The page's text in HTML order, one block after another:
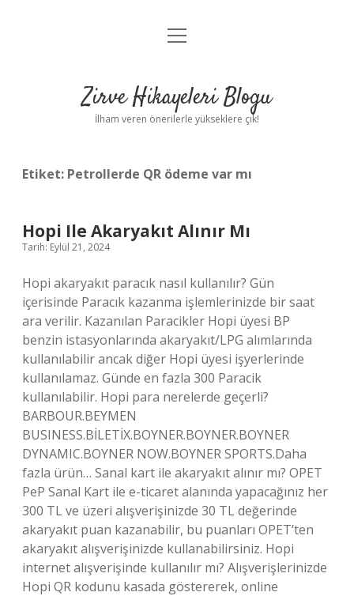
Anasayfa
Yasal Uyarı
menüyü
Zirve Hikayeleri Blogu
İlham veren önerilerle yükseklere çık!
Etiket: Petrollerde QR ödeme var mı
Hopi Ile Akaryakıt Alınır Mı
Tarih: Eylül 21, 2024
Hopi akaryakıt paracık nasıl kullanılır? Gün
içerisinde Paracık kazanma işlemlerinizde bir saat
ara verilir. Kazanılan Paracikler Hopi üyesi BP
benzin istasyonlarında akaryakıt/LPG alımlarında
kullanılabilir ancak diğer Hopi üyesi işyerlerinde
kullanılamaz. Günde en fazla 300 Paracik
kullanılabilir. Hopi para nerelerde geçerli?
BARBOUR.BEYMEN
BUSINESS.BİLETİX.BOYNER.BOYNER.BOYNER
DYNAMIC.BOYNER NOW.BOYNER SPORTS.Daha
fazla ürün… Sanal kart ile akaryakıt alınır mı? OPET
PeP Sanal Kart ile e-ticaret alanında yapacağınız her
300 TL ve üzeri alışverişinizde 30 TL değerinde
akaryakıt puan kazanabilir, bu puanları OPET’ten
akaryakıt alışverişinizde kullanabilirsiniz. Hopi
internet alışverişinde kullanılır mı? Alışverişlerinizde
Hopi QR kodunu kasada göstererek, online